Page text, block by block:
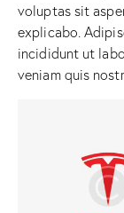
voluptas sit
explicabo.
incididunt ut
veniam quis